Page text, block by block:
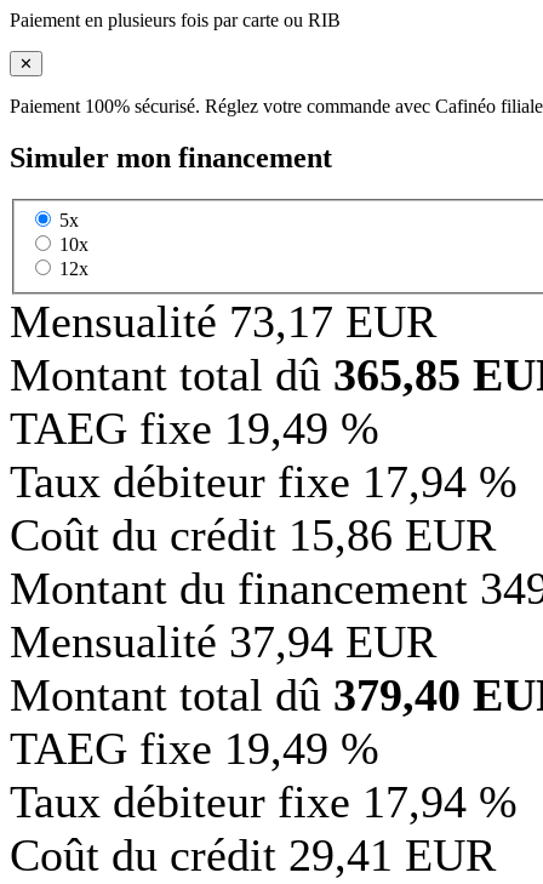
Paiement en plusieurs fois par carte ou RIB
✕
Paiement 100% sécurisé. Réglez votre commande avec Cafinéo
Simuler mon financement
5x
10x
12x
Mensualité 73,17 EUR
Montant total dû 365,85
TAEG fixe 19,49 %
Taux débiteur fixe 17,94 %
Coût du crédit 15,86 EUR
Montant du financement
Mensualité 37,94 EUR
Montant total dû 379,40
TAEG fixe 19,49 %
Taux débiteur fixe 17,94 %
Coût du crédit 29,41 EUR